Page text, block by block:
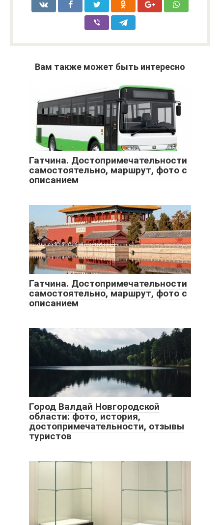
Вам также может быть интересно
Гатчина. Достопримечательности
самостоятельно, маршрут, фото с
описанием
Гатчина. Достопримечательности
самостоятельно, маршрут, фото с
описанием
Город Валдай Новгородской
области: фото, история,
достопримечательности, отзывы
туристов